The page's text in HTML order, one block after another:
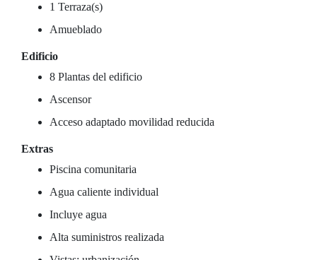
1 Terraza(s)
Amueblado
Edificio
8 Plantas del edificio
Ascensor
Acceso adaptado movilidad reducida
Extras
Piscina comunitaria
Agua caliente individual
Incluye agua
Alta suministros realizada